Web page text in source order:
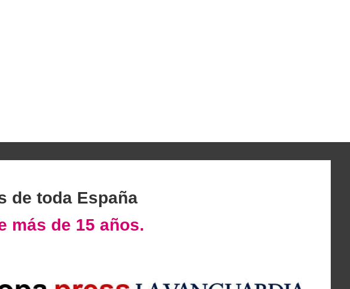
de toda España
más de 15 años.